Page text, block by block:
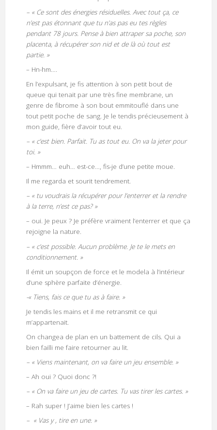
– « Ce sont des énergies résiduelles. Avec tout ça, ce
n’est pas étonnant que tu n’as pas eu tes règles
pendant 78 jours. Pense à bien attraper sa poche, son
placenta, à récupérer son nid et de là où tout est
partie. »
– Hn-hm….
En l’expulsant, je fis attention à son petit bout de
queue qui tenait par une très fine membrane, un
genre de fibrome à son bout emmitouflé dans une
tout petit poche de sang. Je le tendis précieusement à
mon guide, fière d’avoir tout eu.
– « c’est bien. Parfait. Tu as tout eu. On va la jeter pour
toi. »
– Hmmm… euh… est-ce…, fis-je d’une petite moue.
Il me regarda et sourit tendrement.
– « tu voudrais la récupérer pour l’enterrer et la rendre
à la terre, n’est ce pas? »
– oui. Je peux ? Je préfère vraiment l’enterrer et que ça
rejoigne la nature.
– « c’est possible. Aucun problème. Je te le mets en
conditionnement. »
Il émit un soupçon de force et le modela à l’intérieur
d’une sphère parfaite d’énergie.
-« Tiens, fais ce que tu as à faire. »
Je tendis les mains et il me retransmit ce qui
m’appartenait.
On changea de plan en un battement de cils. Qui a
bien failli me faire retourner au lit.
– « Viens maintenant, on va faire un jeu ensemble. »
– Ah oui ? Quoi donc ?!
– « On va faire un jeu de cartes. Tu vas tirer les cartes. »
– Rah super ! J’aime bien les cartes !
– « Vas y , tire en une. »